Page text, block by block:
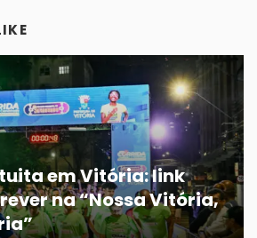
em Vitória: link
na “Nossa Vitória,